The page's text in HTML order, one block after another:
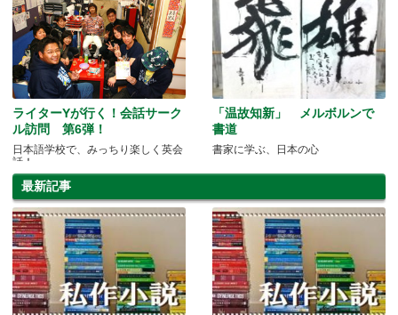
ライターYが行く！会話サーク
ル訪問 第6弾！
日本語学校で、みっちり楽しく英会
話！
「温故知新」 メルボルンで
書道
書家に学ぶ、日本の心
最新記事